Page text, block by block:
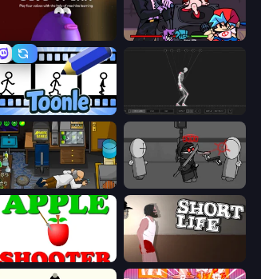
Blob Opera Friday Night Funkin'
Toonle Skeleton Simulator
Foreign Creature Madness Project Nexus
Apple Shooter Short Life